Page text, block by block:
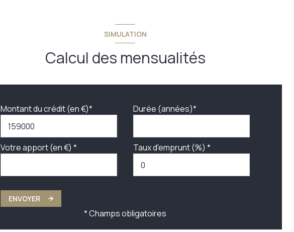
SIMULATION
Calcul des mensualités
Montant du crédit (en €)* Durée (années)*
Votre apport (en €) * Taux d'emprunt (%) *
ENVOYER
* Champs obligatoires